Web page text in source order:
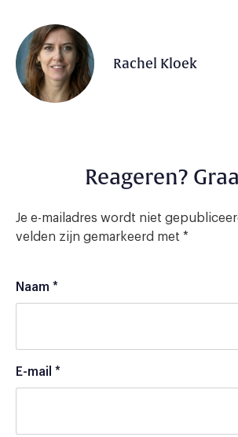
Rachel Kloek
Reageren?
Je e-mailadres wordt niet
velden zijn gemarkeerd met *
Naam *
E-mail *